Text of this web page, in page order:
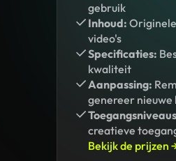
gebruik
Inhoud:
video's
Specificaties:
kwaliteit
Aanpassing:
genereer nieuwe
creatieve
Bekijk de prijzen